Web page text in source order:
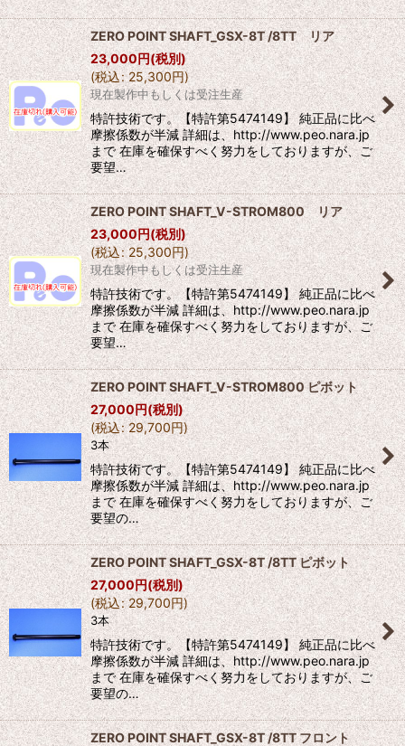
ZERO POINT SHAFT_GSX-8T /8TT リア
23,000円(税別)
(税込: 25,300円)
現在製作中もしくは受注生産
特許技術です。【特許第5474149】 純正品に比べ
摩擦係数が半減 詳細は、http://www.peo.nara.jp
まで 在庫を確保すべく努力をしておりますが、ご
要望…
ZERO POINT SHAFT_V-STROM800 リア
23,000円(税別)
(税込: 25,300円)
現在製作中もしくは受注生産
特許技術です。【特許第5474149】 純正品に比べ
摩擦係数が半減 詳細は、http://www.peo.nara.jp
まで 在庫を確保すべく努力をしておりますが、ご
要望…
ZERO POINT SHAFT_V-STROM800 ピボット
27,000円(税別)
(税込: 29,700円)
3本
特許技術です。【特許第5474149】 純正品に比べ
摩擦係数が半減 詳細は、http://www.peo.nara.jp
まで 在庫を確保すべく努力をしておりますが、ご
要望の…
ZERO POINT SHAFT_GSX-8T /8TT ピボット
27,000円(税別)
(税込: 29,700円)
3本
特許技術です。【特許第5474149】 純正品に比べ
摩擦係数が半減 詳細は、http://www.peo.nara.jp
まで 在庫を確保すべく努力をしておりますが、ご
要望の…
ZERO POINT SHAFT_GSX-8T /8TT フロント